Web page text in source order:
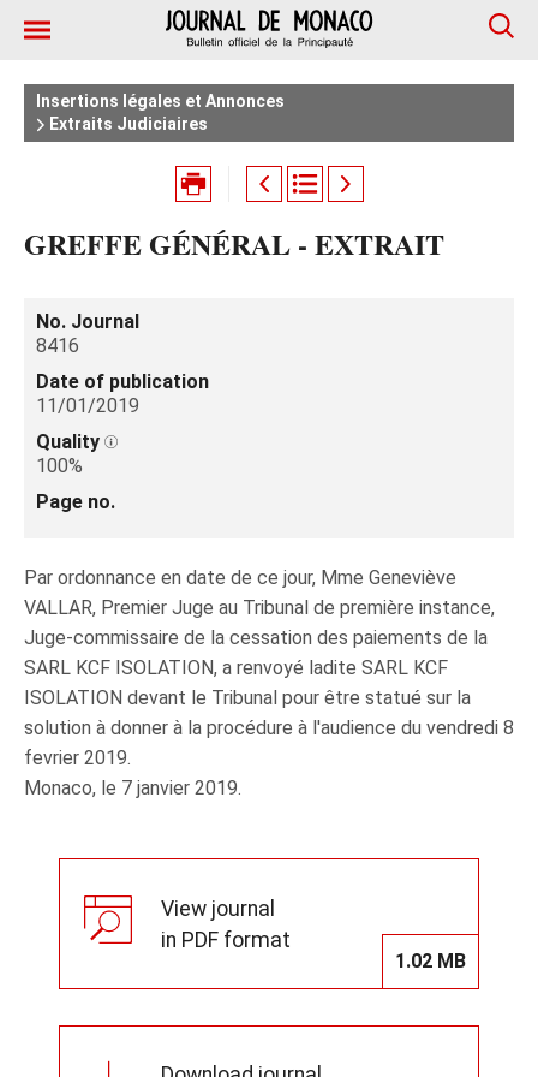
Insertions légales et Annonces
Extraits Judiciaires
GREFFE GÉNÉRAL - EXTRAIT
No. Journal
8416
Date of publication
11/01/2019
Quality
100%
Page no.
Par ordonnance en date de ce jour, Mme Geneviève
VALLAR, Premier Juge au Tribunal de première instance,
Juge-commissaire de la cessation des paiements de la
SARL KCF ISOLATION, a renvoyé ladite SARL KCF
ISOLATION devant le Tribunal pour être statué sur la
solution à donner à la procédure à l'audience du vendredi 8
fevrier 2019.
Monaco, le 7 janvier 2019.
View journal
in PDF format
1.02 MB